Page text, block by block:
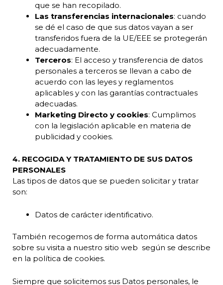
que se han recopilado.
Las transferencias internacionales: cuando
se dé el caso de que sus datos vayan a ser
transferidos fuera de la UE/EEE se protegerán
adecuadamente.
Terceros: El acceso y transferencia de datos
personales a terceros se llevan a cabo de
acuerdo con las leyes y reglamentos
aplicables y con las garantías contractuales
adecuadas.
Marketing Directo y cookies: Cumplimos
con la legislación aplicable en materia de
publicidad y cookies.
4. RECOGIDA Y TRATAMIENTO DE SUS DATOS
PERSONALES
Las tipos de datos que se pueden solicitar y tratar
son:
Datos de carácter identificativo.
También recogemos de forma automática datos
sobre su visita a nuestro sitio web según se describe
en la política de cookies.
Siempre que solicitemos sus Datos personales, le